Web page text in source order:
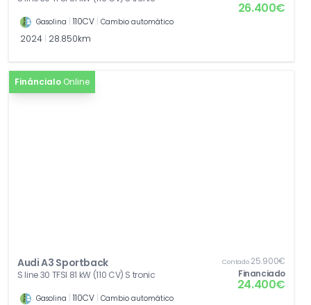
26.400€
Gasolina 110CV Cambio automático
2024 28.850km
Fináncialo Online
Audi A3 Sportback
S line 30 TFSI 81 kW (110 CV) S tronic
Contado25.900€
Financiado
24.400€
Gasolina 110CV Cambio automático